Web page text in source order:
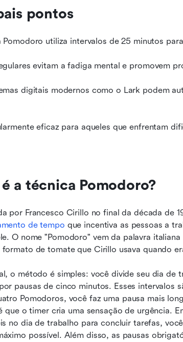
pontos
Pomodoro utiliza intervalos de 25 minutos
evitam a fadiga mental e promovem
digitais modernos como o Lark podem
eficaz para aqueles que enfrentam
a técnica Pomodoro?
por Francesco Cirillo no final da década de
de tempo que incentiva as pessoas a
O nome "Pomodoro" vem da palavra
formato de tomate que Cirillo usava quando
o método é simples: você divide seu dia de
pausas de cinco minutos. Esses intervalos
Pomodoros, você faz uma pausa mais
que o timer cria uma sensação de urgência.
no dia de trabalho para concluir tarefas,
possível. Além disso, as pausas